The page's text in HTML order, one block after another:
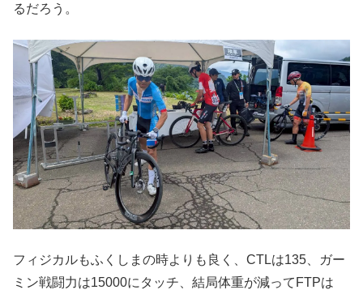
るだろう。
フィジカルもふくしまの時よりも良く、CTLは135、ガー
ミン戦闘力は15000にタッチ、結局体重が減ってFTPは